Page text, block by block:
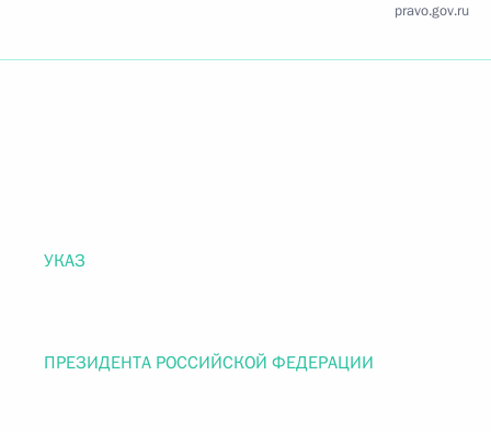
pravo.gov.ru
УКАЗ
ПРЕЗИДЕНТА РОССИЙСКОЙ ФЕДЕРАЦИИ